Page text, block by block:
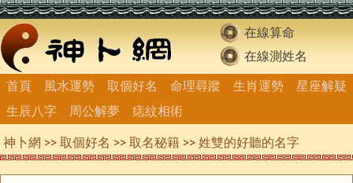
在線算命
在線測姓名
首頁
風水運勢 取個好名 命理尋蹤 生肖運勢
星座解疑
生辰八字
周公解夢 痣紋相術
神卜網 >> 取個好名 >> 取名秘籍 >> 姓雙的好聽的名字